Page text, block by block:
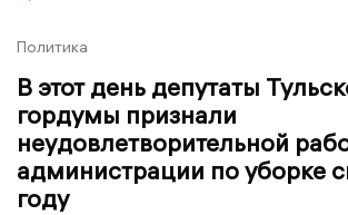
Политика
В этот день депутаты
гордумы признали
неудовлетворительной
администрации по уборке
году